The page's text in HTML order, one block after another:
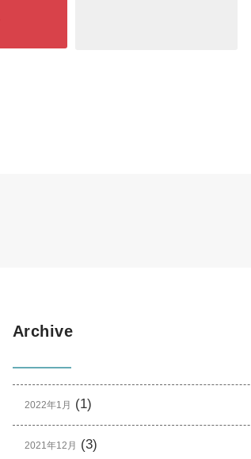
Archive
2022年1月 (1)
2021年12月 (3)